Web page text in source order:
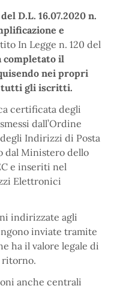
D.L. 16.07.2020 n.
e
In Legge n. 120 del
completato il
nei propri
tutti gli iscritti.
certificata degli
dall’Ordine
degli Indirizzi di Posta
dal Ministero dello
e inseriti nel
Elettronici
indirizzate agli
inviate tramite
ha il valore legale di
ritorno.
anche centrali